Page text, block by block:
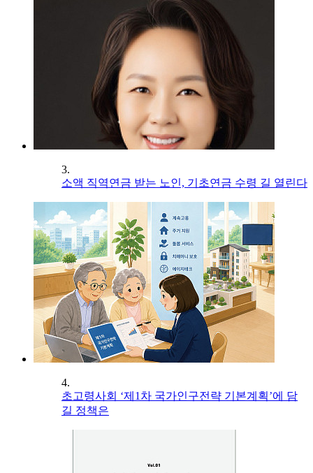
3.
소액 직역연금 받는 노인, 기초연금 수령 길 열린다
4.
초고령사회 ‘제1차 국가인구전략 기본계획’에 담
길 정책은